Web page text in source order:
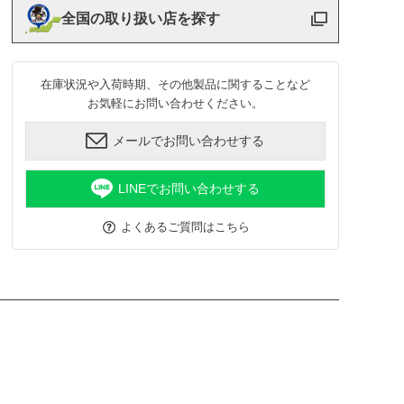
全国の取り扱い店を探す
在庫状況や入荷時期、その他製品に関することなど
お気軽にお問い合わせください。
メールでお問い合わせする
LINEでお問い合わせする
よくあるご質問はこちら